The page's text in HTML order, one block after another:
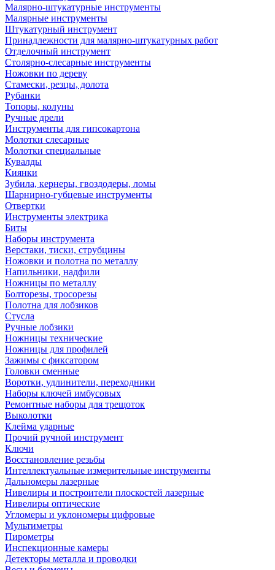
Малярно-штукатурные инструменты
Малярные инструменты
Штукатурный инструмент
Принадлежности для малярно-штукатурных работ
Отделочный инструмент
Столярно-слесарные инструменты
Ножовки по дереву
Стамески, резцы, долота
Рубанки
Топоры, колуны
Ручные дрели
Инструменты для гипсокартона
Молотки слесарные
Молотки специальные
Кувалды
Киянки
Зубила, кернеры, гвоздодеры, ломы
Шарнирно-губцевые инструменты
Отвертки
Инструменты электрика
Биты
Наборы инструмента
Верстаки, тиски, струбцины
Ножовки и полотна по металлу
Напильники, надфили
Ножницы по металлу
Болторезы, тросорезы
Полотна для лобзиков
Стусла
Ручные лобзики
Ножницы технические
Ножницы для профилей
Зажимы с фиксатором
Головки сменные
Воротки, удлинители, переходники
Наборы ключей имбусовых
Ремонтные наборы для трещоток
Выколотки
Клейма ударные
Прочий ручной инструмент
Ключи
Восстановление резьбы
Интеллектуальные измерительные инструменты
Дальномеры лазерные
Нивелиры и построители плоскостей лазерные
Нивелиры оптические
Угломеры и уклономеры цифровые
Мультиметры
Пирометры
Инспекционные камеры
Детекторы металла и проводки